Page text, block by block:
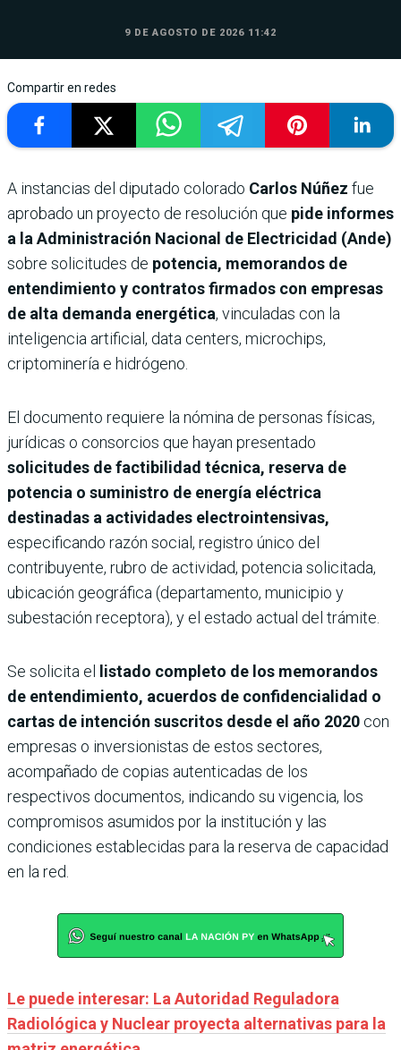
9 DE AGOSTO DE 2026 11:42
Compartir en redes
A instancias del diputado colorado Carlos Núñez fue
aprobado un proyecto de resolución que pide informes
a la Administración Nacional de Electricidad (Ande)
sobre solicitudes de potencia, memorandos de
entendimiento y contratos firmados con empresas
de alta demanda energética, vinculadas con la
inteligencia artificial, data centers, microchips,
criptominería e hidrógeno.
El documento requiere la nómina de personas físicas,
jurídicas o consorcios que hayan presentado
solicitudes de factibilidad técnica, reserva de
potencia o suministro de energía eléctrica
destinadas a actividades electrointensivas,
especificando razón social, registro único del
contribuyente, rubro de actividad, potencia solicitada,
ubicación geográfica (departamento, municipio y
subestación receptora), y el estado actual del trámite.
Se solicita el
listado completo de los memorandos
de entendimiento, acuerdos de confidencialidad o
cartas de intención suscritos desde el año 2020 con
empresas o inversionistas de estos sectores,
acompañado de copias autenticadas de los
respectivos documentos, indicando su vigencia, los
compromisos asumidos por la institución y las
condiciones establecidas para la reserva de capacidad
en la red.
Le puede interesar: La Autoridad Reguladora
Radiológica y Nuclear proyecta alternativas para la